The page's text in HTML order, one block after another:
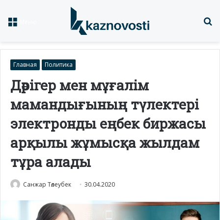
Главная Политика
Дәрігер мен мұғалім
мамандығының түлектері
электронды еңбек биржасы
арқылы жұмысқа жылдам
тұра алады
Санжар Төлеубек 30.04.2020